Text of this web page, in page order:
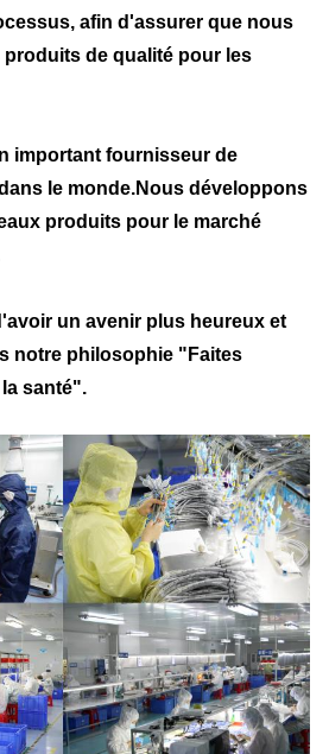
afin d'assurer que nous
de qualité pour les
important fournisseur de
le monde.Nous développons
produits pour le marché
un avenir plus heureux et
notre philosophie "Faites
santé".